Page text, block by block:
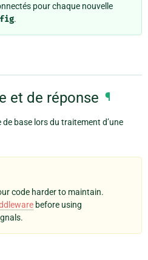
pour chaque nouvelle
.
et de réponse ¶
base lors du traitement d’une
code harder to maintain.
before using